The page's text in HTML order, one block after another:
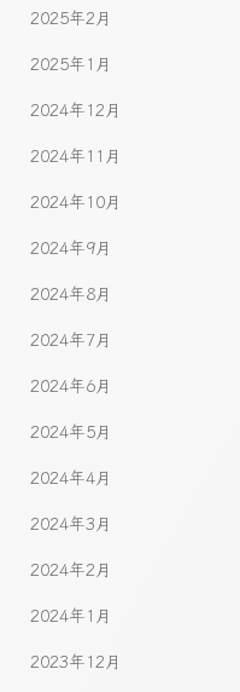
2025年2月
2025年1月
2024年12月
2024年11月
2024年10月
2024年9月
2024年8月
2024年7月
2024年6月
2024年5月
2024年4月
2024年3月
2024年2月
2024年1月
2023年12月